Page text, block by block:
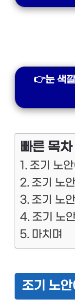
👉눈 색
빠른 목차
조기 노
조기 노
조기 노
조기 노
마치며
조기 노